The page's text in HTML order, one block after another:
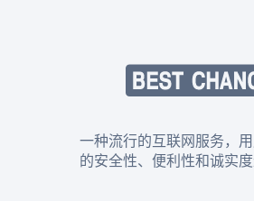
一种流行的互联网服务，
的安全性、便利性和诚实度